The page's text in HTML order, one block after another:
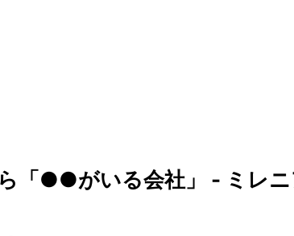
「●●がいる会社」 - ミレニ